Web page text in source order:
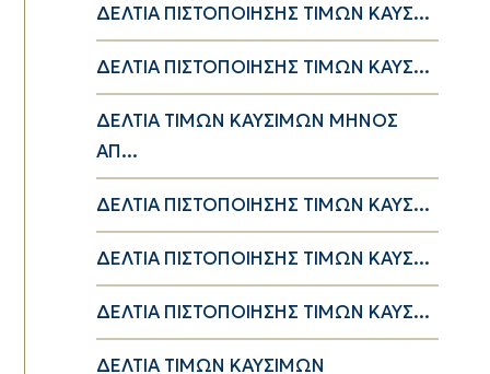
ΔΕΛΤΙΑ ΠΙΣΤΟΠΟΙΗΣΗΣ ΤΙΜΩΝ ΚΑΥΣ...
ΔΕΛΤΙΑ ΠΙΣΤΟΠΟΙΗΣΗΣ ΤΙΜΩΝ ΚΑΥΣ...
ΔΕΛΤΙΑ ΤΙΜΩΝ ΚΑΥΣΙΜΩΝ ΜΗΝΟΣ
ΑΠ...
ΔΕΛΤΙΑ ΠΙΣΤΟΠΟΙΗΣΗΣ ΤΙΜΩΝ ΚΑΥΣ...
ΔΕΛΤΙΑ ΠΙΣΤΟΠΟΙΗΣΗΣ ΤΙΜΩΝ ΚΑΥΣ...
ΔΕΛΤΙΑ ΠΙΣΤΟΠΟΙΗΣΗΣ ΤΙΜΩΝ ΚΑΥΣ...
ΔΕΛΤΙΑ ΤΙΜΩΝ ΚΑΥΣΙΜΩΝ